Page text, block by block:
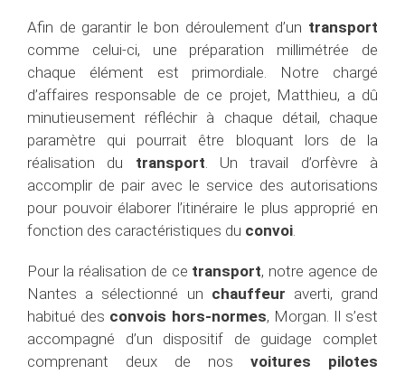
Afin de garantir le bon déroulement d’un transport
comme celui-ci, une préparation millimétrée de
chaque élément est primordiale. Notre chargé
d’affaires responsable de ce projet, Matthieu, a dû
minutieusement réfléchir à chaque détail, chaque
paramètre qui pourrait être bloquant lors de la
réalisation du transport . Un travail d’orfèvre à
accomplir de pair avec le service des autorisations
pour pouvoir élaborer l’itinéraire le plus approprié en
fonction des caractéristiques du convoi
Pour la réalisation de ce transport, notre agence de
Nantes a sélectionné un chauffeur averti, grand
habitué des convois hors-normes, Morgan. Il s’est
accompagné d’un dispositif de guidage complet
comprenant deux de nos voitures pilotes